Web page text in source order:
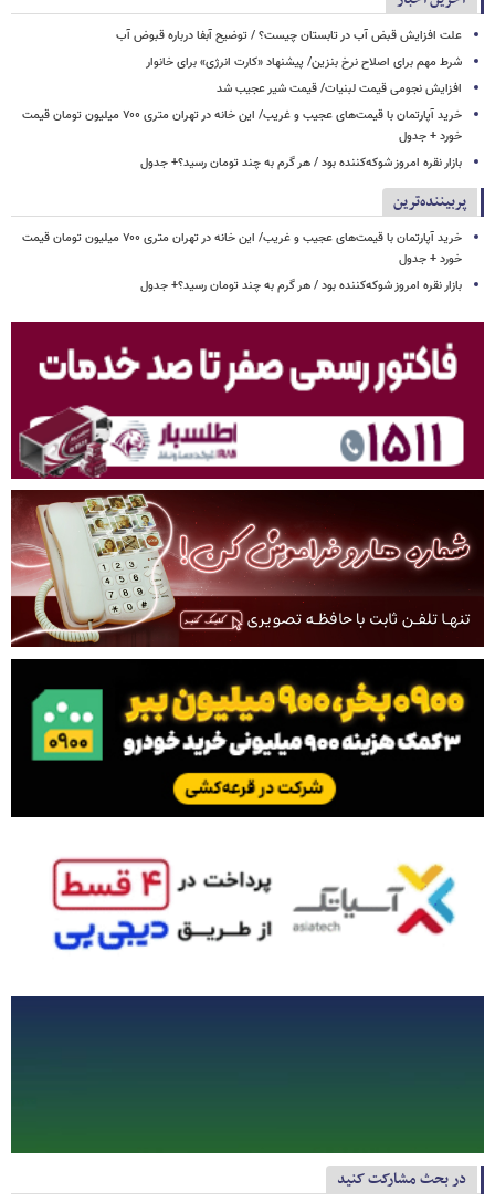
علت افزایش قبض آب در تابستان چیست؟ / توضیح آبفا درباره قبوض آب
شرط مهم برای اصلاح نرخ بنزین/ پیشنهاد «کارت انرژی» برای خانوار
افزایش نجومی قیمت لبنیات/ قیمت شیر عجیب شد
خرید آپارتمان با قیمت‌های عجیب و غریب/ این خانه در تهران متری ۷۰۰ میلیون تومان قیمت
خورد + جدول
بازار نقره امروز شوکه‌کننده بود / هر گرم به چند تومان رسید؟+ جدول
پربیننده‌ترین
خرید آپارتمان با قیمت‌های عجیب و غریب/ این خانه در تهران متری ۷۰۰ میلیون تومان قیمت
خورد + جدول
بازار نقره امروز شوکه‌کننده بود / هر گرم به چند تومان رسید؟+ جدول
در بحث مشارکت کنید